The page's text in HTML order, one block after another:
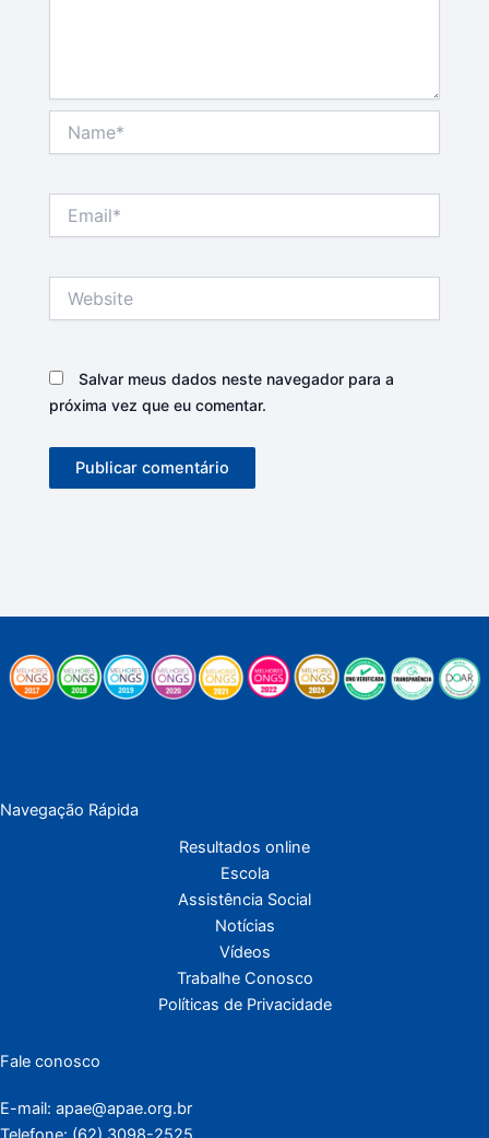
Salvar meus dados neste navegador para a
próxima vez que eu comentar.
Navegação Rápida
Resultados online
Escola
Assistência Social
Notícias
Vídeos
Trabalhe Conosco
Políticas de Privacidade
Fale conosco
E-mail: apae@apae.org.br